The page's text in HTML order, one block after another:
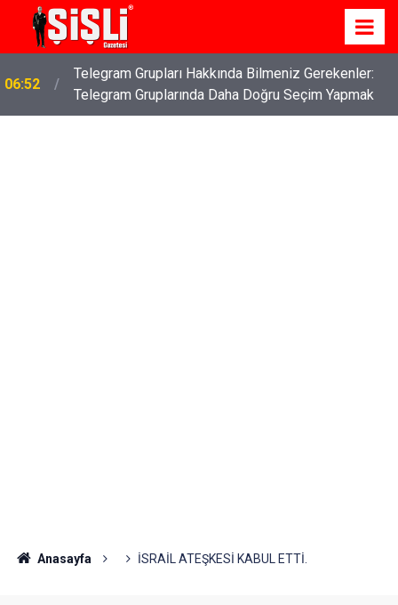
04:43
İş Davaları: Haklarınızı Bilmek ve Koruma Altına
Almak
Anasayfa İSRAİL ATEŞKESİ KABUL ETTİ.